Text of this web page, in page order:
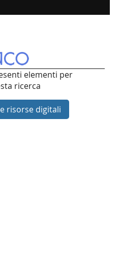
elementi per
ricerca
risorse digitali